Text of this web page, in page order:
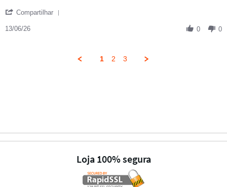
Compartilhar
13/06/26 0 0
1 2 3